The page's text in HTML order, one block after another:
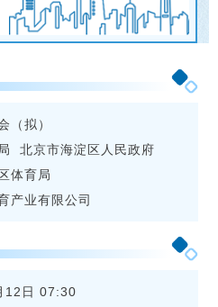
（拟）
北京市海淀区人民政府
体育局
产业有限公司
12日 07:30